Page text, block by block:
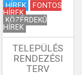
HÍREK
FONTOS
HÍREK
KÖZÉRDEKŰ
HÍREK
TELEPÜLÉS
RENDEZÉSI
TERV